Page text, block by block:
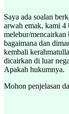
Saya ada soalan
arwah emak, kami 4
melebur/mencairkan
bagaimana dan
kembali
dicairkan di luar
Apakah hukumnya.
Mohon penjelasan